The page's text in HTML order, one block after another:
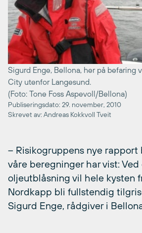
Sigurd Enge, Bellona, her på befaring
City utenfor Langesund.
(Foto: Tone Foss Aspevoll/Bellona)
Publiseringsdato: 29. november, 2010
Skrevet av: Andreas Kokkvoll Tveit
– Risikogruppens nye rapport
våre beregninger har vist: Ved
oljeutblåsning vil hele kysten
Nordkapp bli fullstendig
Sigurd Enge, rådgiver i